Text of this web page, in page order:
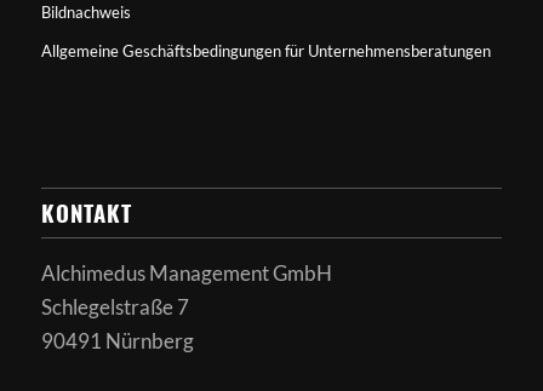
Bildnachweis
Allgemeine Geschäftsbedingungen für Unternehmensberatungen
KONTAKT
Alchimedus Management GmbH
Schlegelstraße 7
90491 Nürnberg